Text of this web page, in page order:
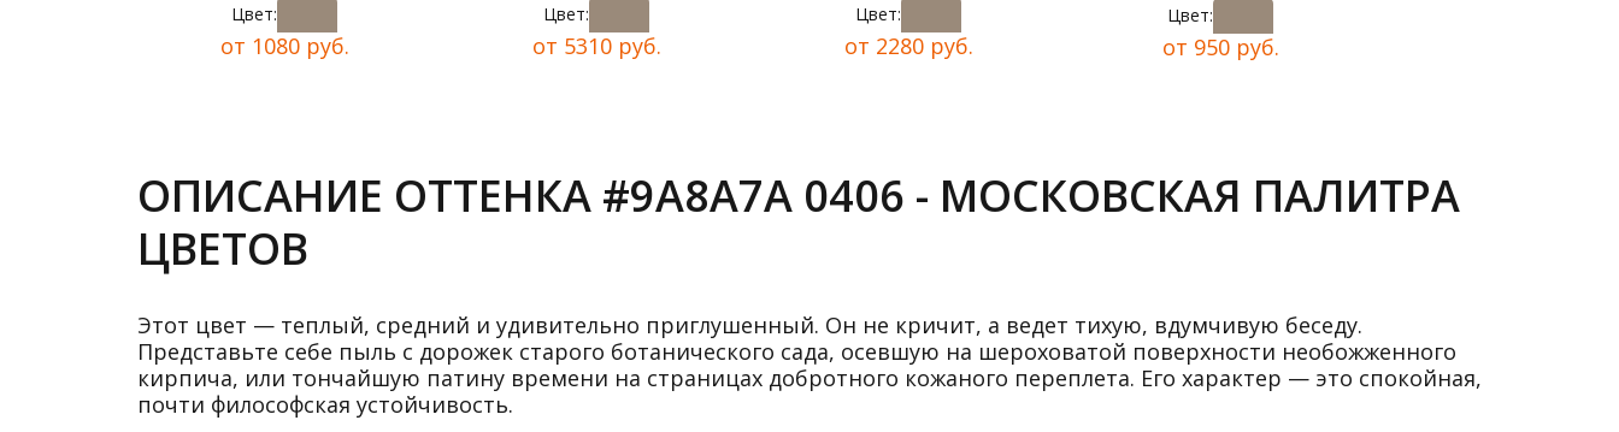
Цвет:
от 1080 руб.
Цвет:
от 5310 руб.
Цвет:
от 2280 руб.
Цвет:
от 950 руб.
ОПИСАНИЕ ОТТЕНКА #9A8A7A 0406 - МОСКОВСКАЯ ПАЛИТРА
ЦВЕТОВ
Этот цвет — теплый, средний и удивительно приглушенный. Он не кричит, а ведет тихую, вдумчивую беседу.
Представьте себе пыль с дорожек старого ботанического сада, осевшую на шероховатой поверхности необожженного
кирпича, или тончайшую патину времени на страницах добротного кожаного переплета. Его характер — это спокойная,
почти философская устойчивость.